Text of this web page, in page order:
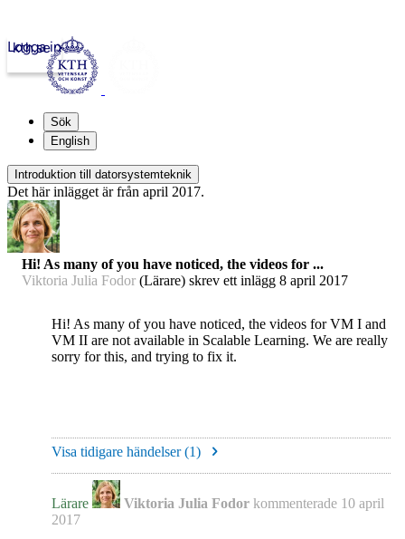
kth.se
Logga in
Sök
English
Introduktion till datorsystemteknik
Det här inlägget är från april 2017.
Hi! As many of you have noticed, the videos for ...
Viktoria Julia Fodor (Lärare) skrev ett inlägg 8 april 2017
Hi! As many of you have noticed, the videos for VM I and
VM II are not available in Scalable Learning. We are really
sorry for this, and trying to fix it.
Visa tidigare händelser (1)
Lärare Viktoria Julia Fodor kommenterade 10 april
2017